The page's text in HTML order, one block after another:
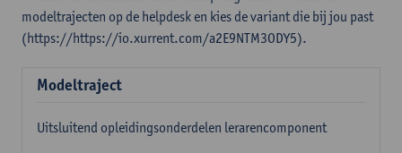
modeltrajecten op de helpdesk en kies de variant die bij jou past
(https://https://io.xurrent.com/a2E9NTM3ODY5).
Modeltraject
Uitsluitend opleidingsonderdelen lerarencomponent